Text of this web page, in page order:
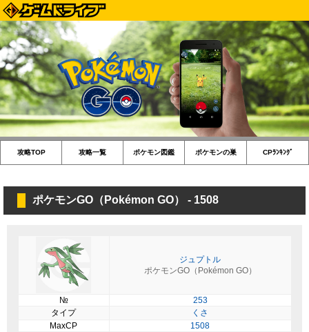
攻略TOP 攻略一覧 ポケモン図鑑 ポケモンの巣 CPﾗﾝｷﾝｸﾞ
ポケモンGO（Pokémon GO） - 1508
ジュプトル
ポケモンGO（Pokémon GO）
№
253
タイプ
くさ
MaxCP
1508